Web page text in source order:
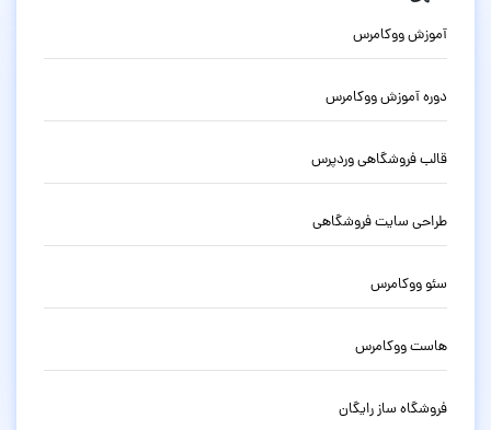
آموزش ووکامرس
دوره آموزش ووکامرس
قالب فروشگاهی وردپرس
طراحی سایت فروشگاهی
سئو ووکامرس
هاست ووکامرس
فروشگاه ساز رایگان